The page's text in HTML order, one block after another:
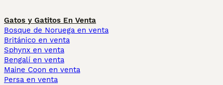
Gatos y Gatitos En Venta
Bosque de Noruega en venta
Británico en venta
Sphynx en venta
Bengalí en venta
Maine Coon en venta
Persa en venta